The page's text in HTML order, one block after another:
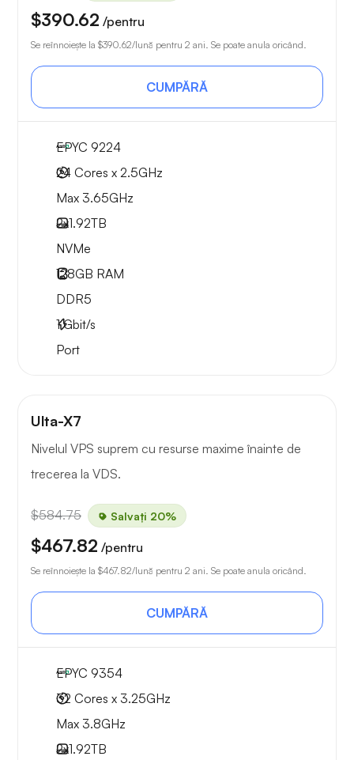
$390.62 /pentru
Se reînnoiește la $390.62/lună pentru 2 ani. Se poate anula oricând.
CUMPĂRĂ
EPYC 9224
24 Cores x 2.5GHz
Max 3.65GHz
2x1.92TB
NVMe
128GB RAM
DDR5
1Gbit/s
Port
Ulta-X7
Nivelul VPS suprem cu resurse maxime înainte de
trecerea la VDS.
$584.75 Salvați 20%
$467.82 /pentru
Se reînnoiește la $467.82/lună pentru 2 ani. Se poate anula oricând.
CUMPĂRĂ
EPYC 9354
32 Cores x 3.25GHz
Max 3.8GHz
2x1.92TB